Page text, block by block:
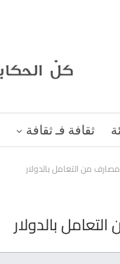
ثقافة فـ ثقافة
من التعامل بالدولار
بالدولار